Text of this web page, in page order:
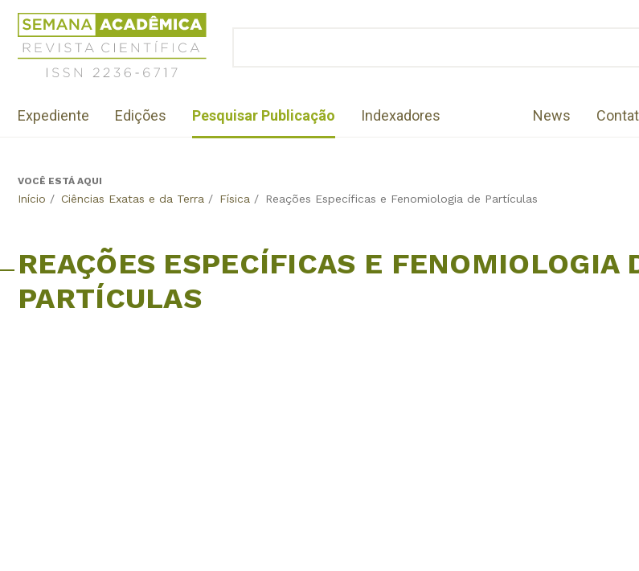
Jump
navigation
Revista
Científica
Semana
Acadêmica
2236-
Menu
institutional
Expediente Edições Pesquisar Publicação Indexadores News
BackVOCÊ ESTÁ AQUI
Início / Ciências Exatas e da Terra / Física / Reações Específicas e Fenomiologia de Partículas
REAÇÕES ESPECÍFICAS E FENOMIOLOGIA
PARTÍCULAS